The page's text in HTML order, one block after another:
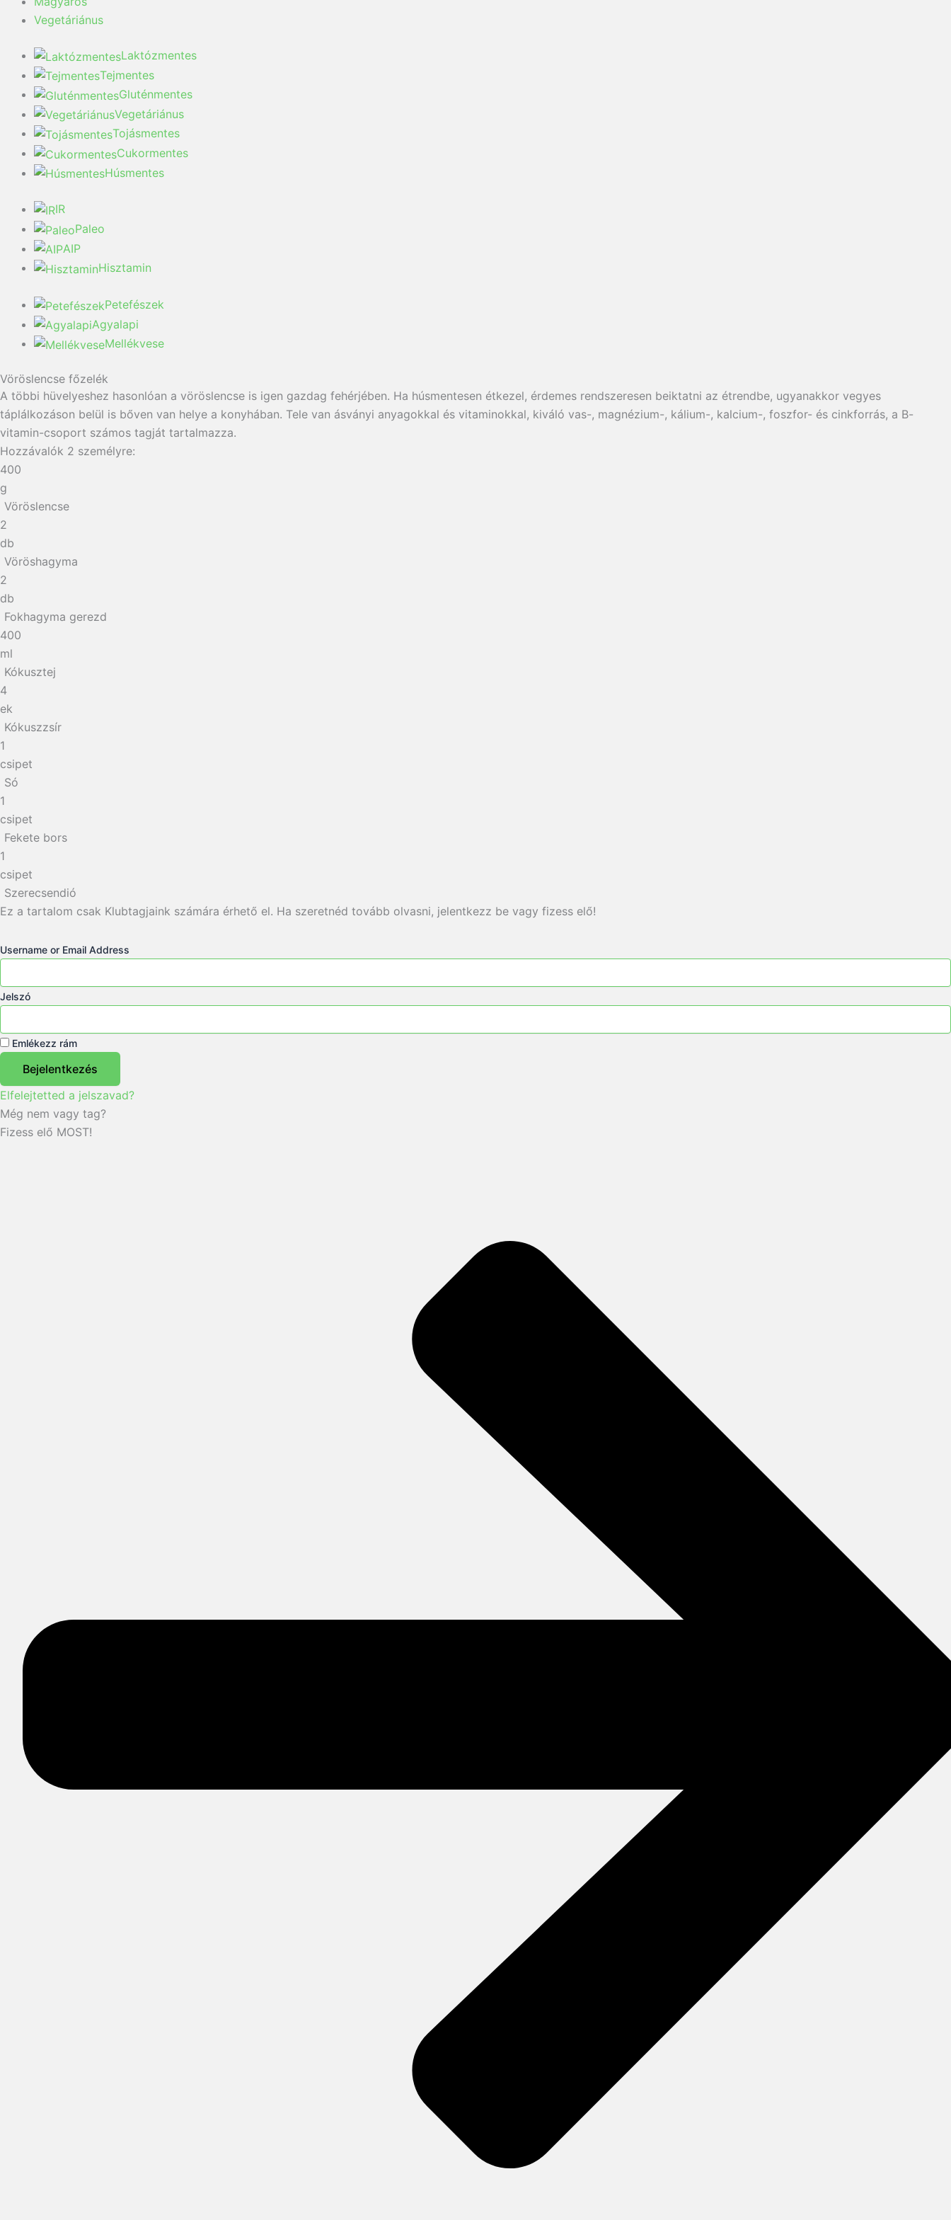
Vegetáriánus
Laktózmentes
Tejmentes
Gluténmentes
Vegetáriánus
Tojásmentes
Cukormentes
Húsmentes
IR
Paleo
AIP
Hisztamin
Petefészek
Agyalapi
Mellékvese
Vöröslencse főzelék
A többi hüvelyeshez hasonlóan a vöröslencse is igen gazdag fehérjében. Ha húsmentesen étkezel, érdemes rendszeresen beiktatni az étrendbe, ugyanakkor vegyes
táplálkozáson belül is bőven van helye a konyhában. Tele van ásványi anyagokkal és vitaminokkal, kiváló vas-, magnézium-, kálium-, kalcium-, foszfor- és cinkforrás, a B-
vitamin-csoport számos tagját tartalmazza.
Hozzávalók 2 személyre:
400
g
Vöröslencse
2
db
Vöröshagyma
2
db
Fokhagyma gerezd
400
ml
Kókusztej
4
ek
Kókuszzsír
1
csipet
Só
1
csipet
Fekete bors
1
csipet
Szerecsendió
Ez a tartalom csak Klubtagjaink számára érhető el. Ha szeretnéd tovább olvasni, jelentkezz be vagy fizess elő!
Username or Email Address
Jelszó
Emlékezz rám
Bejelentkezés
Elfelejtetted a jelszavad?
Még nem vagy tag?
Fizess elő MOST!